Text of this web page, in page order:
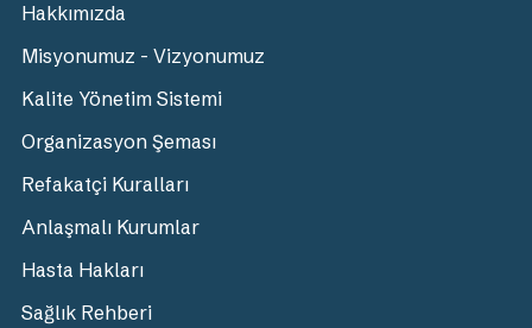
Hakkımızda
Misyonumuz - Vizyonumuz
Kalite Yönetim Sistemi
Organizasyon Şeması
Refakatçi Kuralları
Anlaşmalı Kurumlar
Hasta Hakları
Sağlık Rehberi